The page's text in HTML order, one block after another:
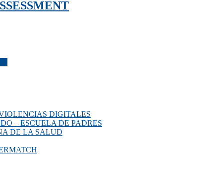
DIGITALES
– ESCUELA DE PADRES
DE LA SALUD